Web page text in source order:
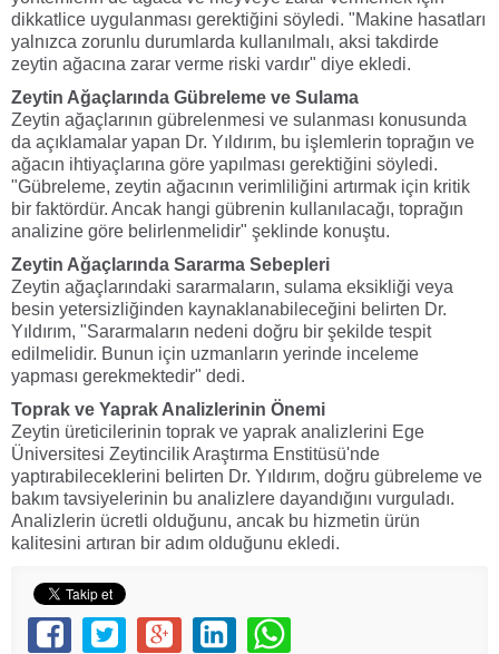
dikkatlice uygulanması gerektiğini söyledi. "Makine hasatları
yalnızca zorunlu durumlarda kullanılmalı, aksi takdirde
zeytin ağacına zarar verme riski vardır" diye ekledi.
Zeytin Ağaçlarında Gübreleme ve Sulama
Zeytin ağaçlarının gübrelenmesi ve sulanması konusunda
da açıklamalar yapan Dr. Yıldırım, bu işlemlerin toprağın ve
ağacın ihtiyaçlarına göre yapılması gerektiğini söyledi.
"Gübreleme, zeytin ağacının verimliliğini artırmak için kritik
bir faktördür. Ancak hangi gübrenin kullanılacağı, toprağın
analizine göre belirlenmelidir" şeklinde konuştu.
Zeytin Ağaçlarında Sararma Sebepleri
Zeytin ağaçlarındaki sararmaların, sulama eksikliği veya
besin yetersizliğinden kaynaklanabileceğini belirten Dr.
Yıldırım, "Sararmaların nedeni doğru bir şekilde tespit
edilmelidir. Bunun için uzmanların yerinde inceleme
yapması gerekmektedir" dedi.
Toprak ve Yaprak Analizlerinin Önemi
Zeytin üreticilerinin toprak ve yaprak analizlerini Ege
Üniversitesi Zeytincilik Araştırma Enstitüsü'nde
yaptırabileceklerini belirten Dr. Yıldırım, doğru gübreleme ve
bakım tavsiyelerinin bu analizlere dayandığını vurguladı.
Analizlerin ücretli olduğunu, ancak bu hizmetin ürün
kalitesini artıran bir adım olduğunu ekledi.